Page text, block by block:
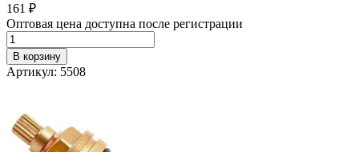
161 ₽
Оптовая цена доступна после регистрации
В корзину
Артикул: 5508